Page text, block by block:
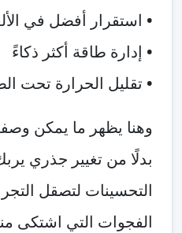
• استقرار أفضل في
• إدارة طاقة أكثر ذكاءً
• تقليل الحرارة تحت
وهنا يظهر ما يمكن
بدلًا من تغيير جذري
التحسينات لتصقل
الفجوات التي اشتكى